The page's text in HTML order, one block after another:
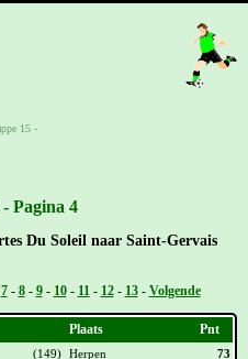
15 -
Pagina 4
Du Soleil naar Saint-Gervais
7- 8- 9- 10- 11- 12- 13- Volgende
Plaats Pnt
(149) Herpen
73